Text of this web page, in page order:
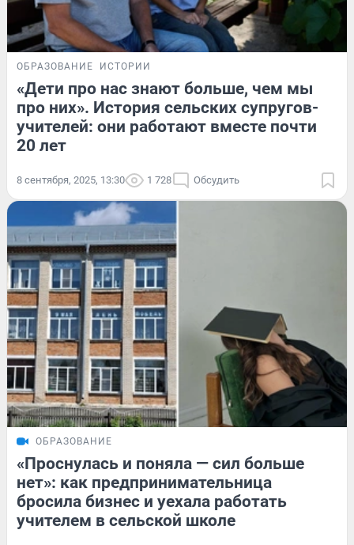
ОБРАЗОВАНИЕ ИСТОРИИ
«Дети про нас знают больше, чем мы
про них». История сельских супругов-
учителей: они работают вместе почти
20 лет
8 сентября, 2025, 13:30 1 728 Обсудить
ОБРАЗОВАНИЕ
«Проснулась и поняла — сил больше
нет»: как предпринимательница
бросила бизнес и уехала работать
учителем в сельской школе